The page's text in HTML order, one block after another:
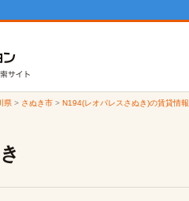
県> さぬき市> N194(レオパレスさぬき)の賃貸情報